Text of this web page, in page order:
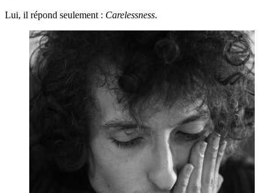
Lui, il répond seulement : Carelessness.